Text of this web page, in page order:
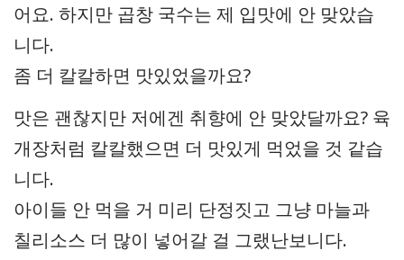
어요. 하지만 곱창 국수는 제 입맛에 안 맞았습
니다.
좀 더 칼칼하면 맛있었을까요?
맛은 괜찮지만 저에겐 취향에 안 맞았달까요? 육
개장처럼 칼칼했으면 더 맛있게 먹었을 것 같습
니다.
아이들 안 먹을 거 미리 단정짓고 그냥 마늘과
칠리소스 더 많이 넣어갈 걸 그랬난보니다.